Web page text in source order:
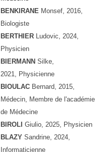
BENKIRANE Monsef, 2016,
Biologiste
BERTHIER Ludovic, 2024,
Physicien
BIERMANN Silke,
2021, Physicienne
BIOULAC Bernard, 2015,
Médecin, Membre de l'académie
de Médecine
BIROLI Giulio, 2025, Physicien
BLAZY Sandrine, 2024,
Informaticienne